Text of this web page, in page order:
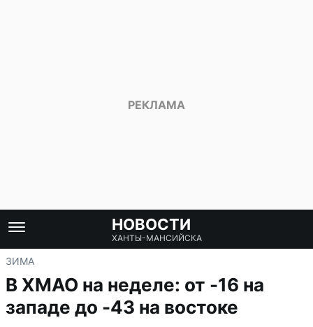
НОВОСТИ
ХАНТЫ-МАНСИЙСКА
ЗИМА
В ХМАО на неделе: от -16 на
западе до -43 на востоке